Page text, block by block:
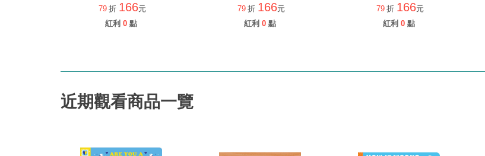
79 折 166元
紅利 0 點
79 折 166元
紅利 0 點
79 折 166元
紅利 0 點
近期觀看商品一覽